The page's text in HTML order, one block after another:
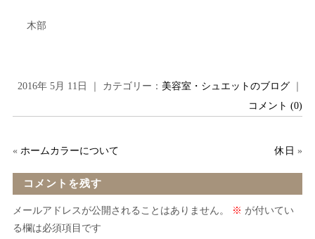
木部
2016年 5月 11日 ｜ カテゴリー： 美容室・シュエットのブログ
コメント (0)
« ホームカラーについて 休日 »
コメントを残す
メールアドレスが公開されることはありません。 ※ が付いてい
る欄は必須項目です